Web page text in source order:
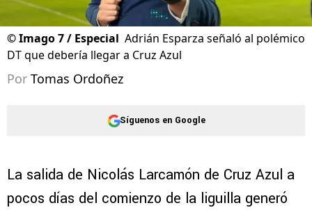
©Imago 7 / Especial Adrián Esparza señaló al polémico
DT que debería llegar a Cruz Azul
Por Tomas Ordoñez
Síguenos en Google
La salida de Nicolás Larcamón de Cruz Azul a
pocos días del comienzo de la liguilla generó